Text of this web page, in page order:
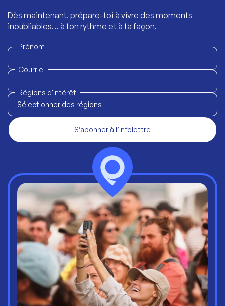
Dès maintenant, prépare-toi à vivre des moments
inoubliables… à ton rythme et à ta façon.
Prénom
Courriel
Régions d'intérêt
Sélectionner des régions
S’abonner à l’infolettre